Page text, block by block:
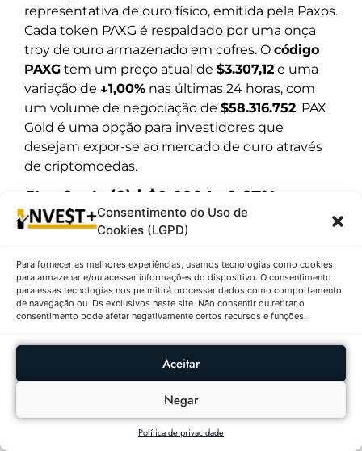
Consentimento do Uso de
Cookies (LGPD)
Para fornecer as melhores experiências, usamos tecnologias como cookies
para armazenar e/ou acessar informações do dispositivo. O consentimento
para essas tecnologias nos permitirá processar dados como comportamento
de navegação ou IDs exclusivos neste site. Não consentir ou retirar o
consentimento pode afetar negativamente certos recursos e funções.
Aceitar
Negar
Política de privacidade
representativa de ouro físico, emitida pela Paxos.
Cada token PAXG é respaldado por uma onça
troy de ouro armazenado em cofres. O código
PAXG tem um preço atual de $3.307,12 e uma
variação de ↓1,00% nas últimas 24 horas, com
um volume de negociação de $58.316.752. PAX
Gold é uma opção para investidores que
desejam expor-se ao mercado de ouro através
de criptomoedas.
5º – Sonic (S) | $0,3034 ↓0,97%
Descrição:Infelizmente, não há informações
incluindo seu propósito ou desenvolvimentos
recentes. Ocódigo Stem um preço atual
de$0,3034e uma variação de↓0,97%nas
últimas 24 horas, com um volume de
negociação de$60.549.259. Sem informações
adicionais, é difícil fornecer um resumo
detalhado sobre essa criptomoeda.
6º – Tether Gold (XAUt) | $3.301,72